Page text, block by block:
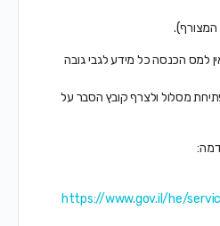
שנפתח בשנת 2026, אין למס הכנסה כל מידע לגבי גובה
מסלול ולצרף קובץ הסבר על
https://www.gov.il/he/